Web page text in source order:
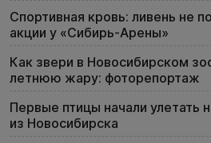
Спортивная кровь: ливень не
акции у «Сибирь-Арены»
Как звери в Новосибирском
летнюю жару: фоторепортаж
Первые птицы начали улетать
из Новосибирска